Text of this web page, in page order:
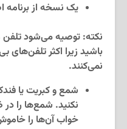
یک نسخه از
نکته: توصیه می‌شود تلفن
باشید زیرا اکثر تلفن‌های
نمی‌کنند.
شمع و کبریت یا
نکنید. شمع‌ها را
خواب آن‌ها را